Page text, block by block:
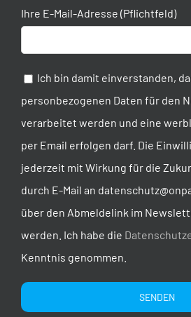
Ihre E-Mail-Adresse (Pflichtfeld)
Ich bin damit einverstanden,
personbezogenen Daten für den
verarbeitet werden und eine
per Email erfolgen darf. Die
jederzeit mit Wirkung für die
durch E-Mail an
über den Abmeldelink im
werden. Ich habe die
Kenntnis genommen.